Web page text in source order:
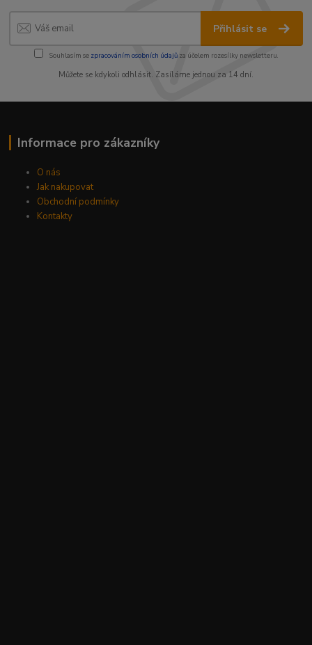
Přihlásit se
Souhlasím se zpracováním osobních údajůza účelem rozesílky newsletteru.
Můžete se kdykoli odhlásit. Zasíláme jednou za 14 dní.
Informace pro zákazníky
O nás
Jak nakupovat
Obchodní podmínky
Kontakty